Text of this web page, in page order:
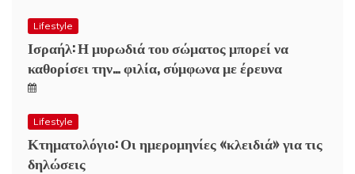
Lifestyle
Ισραήλ: Η μυρωδιά του σώματος μπορεί να
καθορίσει την… φιλία, σύμφωνα με έρευνα
Lifestyle
Κτηματολόγιο: Οι ημερομηνίες «κλειδιά» για τις
δηλώσεις